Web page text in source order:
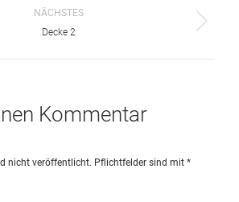
NÄCHSTES
Nächstes
Decke 2
Kommentar
nicht veröffentlicht. Pflichtfelder sind mit *